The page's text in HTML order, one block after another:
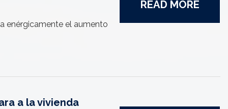
enérgicamente el aumento
READ MORE
a la vivienda